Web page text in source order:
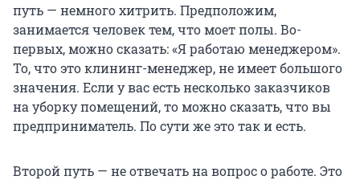
путь — немного хитрить. Предположим,
занимается человек тем, что моет полы. Во-
первых, можно сказать: «Я работаю менеджером».
То, что это клининг-менеджер, не имеет большого
значения. Если у вас есть несколько заказчиков
на уборку помещений, то можно сказать, что вы
предприниматель. По сути же это так и есть.
Второй путь — не отвечать на вопрос о работе. Это